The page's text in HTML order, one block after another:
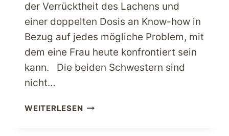
der Verrücktheit des Lachens und
einer doppelten Dosis an Know-how in
Bezug auf jedes mögliche Problem, mit
dem eine Frau heute konfrontiert sein
kann. Die beiden Schwestern sind
nicht…
WEITERLESENBESUCHEN